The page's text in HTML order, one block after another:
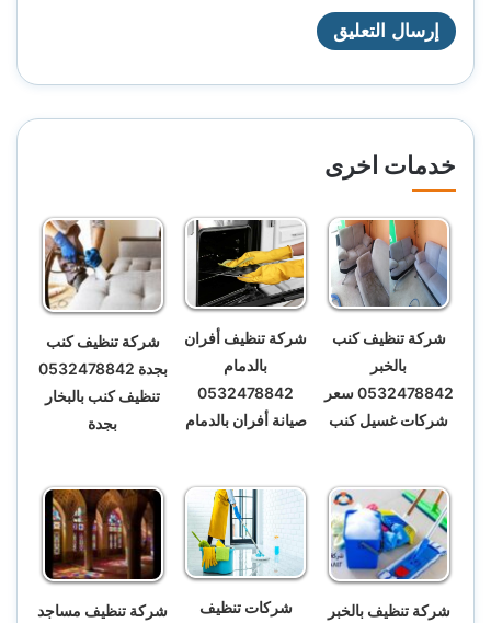
خدمات اخرى
شركة تنظيف كنب
بالخبر
0532478842 سعر
شركات غسيل كنب
شركة تنظيف أفران
بالدمام
0532478842
صيانة أفران بالدمام
شركة تنظيف كنب
بجدة 0532478842
تنظيف كنب بالبخار
بجدة
شركة تنظيف بالخبر
شركات تنظيف
شركة تنظيف مساجد